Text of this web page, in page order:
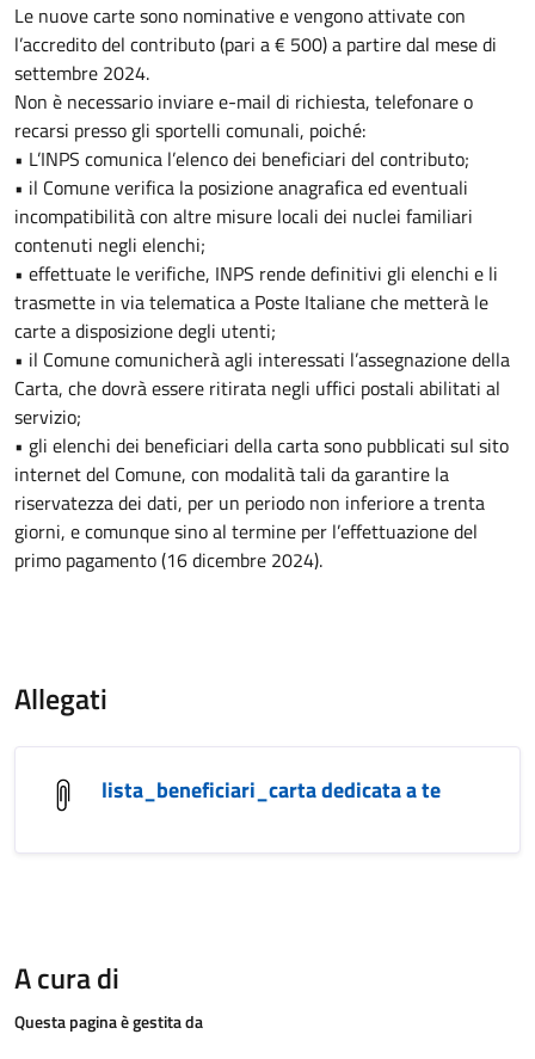
Le nuove carte sono nominative e vengono attivate con
l’accredito del contributo (pari a € 500) a partire dal mese di
settembre 2024.
Non è necessario inviare e-mail di richiesta, telefonare o
recarsi presso gli sportelli comunali, poiché:
• L’INPS comunica l’elenco dei beneficiari del contributo;
• il Comune verifica la posizione anagrafica ed eventuali
incompatibilità con altre misure locali dei nuclei familiari
contenuti negli elenchi;
• effettuate le verifiche, INPS rende definitivi gli elenchi e li
trasmette in via telematica a Poste Italiane che metterà le
carte a disposizione degli utenti;
• il Comune comunicherà agli interessati l’assegnazione della
Carta, che dovrà essere ritirata negli uffici postali abilitati al
servizio;
• gli elenchi dei beneficiari della carta sono pubblicati sul sito
internet del Comune, con modalità tali da garantire la
riservatezza dei dati, per un periodo non inferiore a trenta
giorni, e comunque sino al termine per l’effettuazione del
primo pagamento (16 dicembre 2024).
Allegati
lista_beneficiari_carta dedicata a te
A cura di
Questa pagina è gestita da